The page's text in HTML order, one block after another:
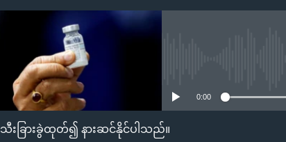
0:00
သီးခြားခွဲထုတ်၍ နားဆင်နိုင်ပါသည်။